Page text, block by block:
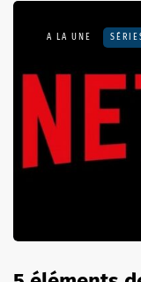
A LA UNE